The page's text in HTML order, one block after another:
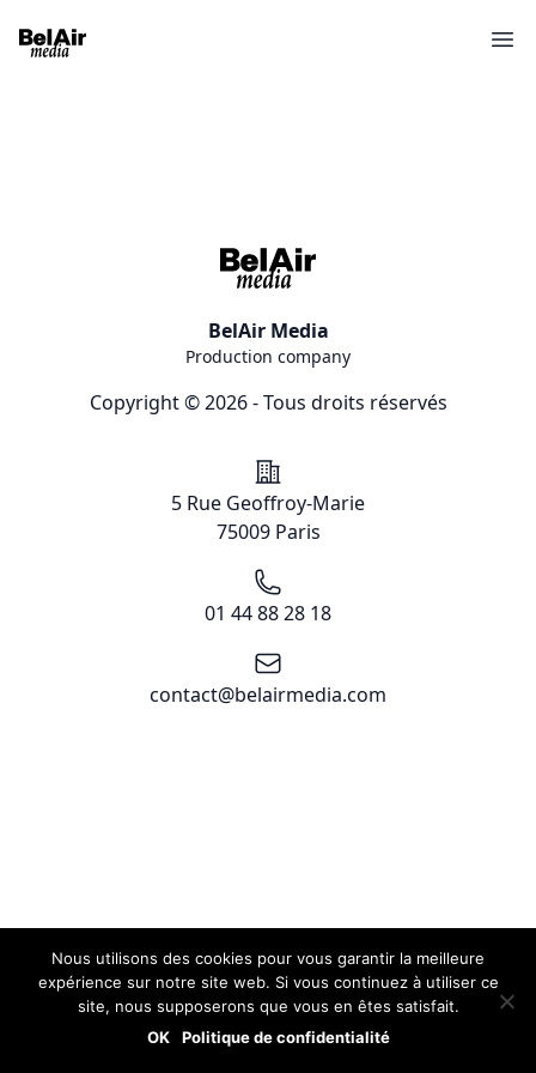
BelAir Media
Production company
Copyright © 2026 - Tous droits réservés
Addresse
5 Rue Geoffroy-Marie
75009 Paris
Téléphone
01 44 88 28 18
Email
contact@belairmedia.com
Nous utilisons des cookies pour vous garantir la meilleure
expérience sur notre site web. Si vous continuez à utiliser ce
site, nous supposerons que vous en êtes satisfait.
OK
Politique de confidentialité